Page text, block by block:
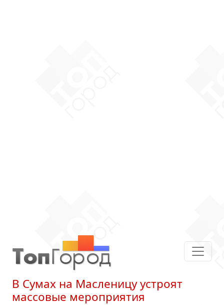
В Сумах на Масленицу устроят
массовые мероприятия